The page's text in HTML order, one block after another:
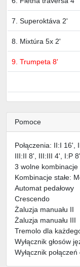
7. Superoktáva 2'
8. Mixtúra 5x 2'
9. Trumpeta 8'
Pomoce
Połączenia: II:I 16',
III:II 8', III:III 4', I:P
3 wolne kombinacje
Kombinacje stałe:
Automat pedałowy
Crescendo
Żaluzja manuału II
Żaluzja manuału III
Tremolo dla
Wyłącznik głosów
Wyłącznik